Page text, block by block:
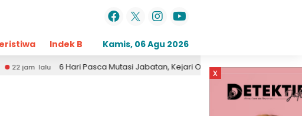
Indek Berita Opini Daerah
Kamis, 06 Agu 2026
6 Hari Pasca Mutasi Jabatan, Kejari Obrak-abrik Kantor OPD Pemkab
x